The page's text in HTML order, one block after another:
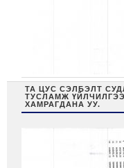
ТА ЦУС СЭЛБЭЛТ
ТУСЛАМЖ
ХАМРАГДАНА УУ.